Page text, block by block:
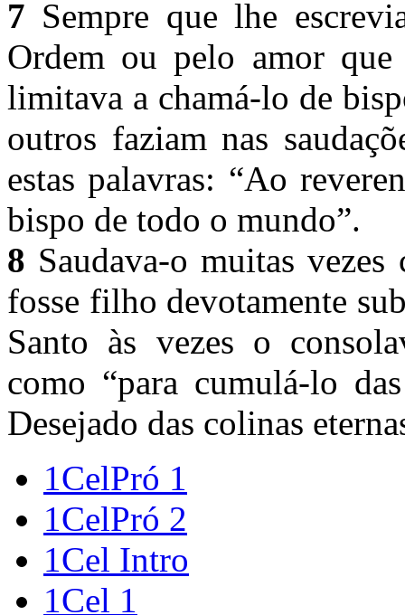
7 Sempre que lhe
Ordem ou pelo amor
limitava a chamá-lo de
outros faziam nas
estas palavras: “Ao
bispo de todo o mundo”.
8 Saudava-o muitas
fosse filho devotamente
Santo às vezes o
como “para cumulá-lo
Desejado das colinas
1CelPró 1
1CelPró 2
1Cel Intro
1Cel 1